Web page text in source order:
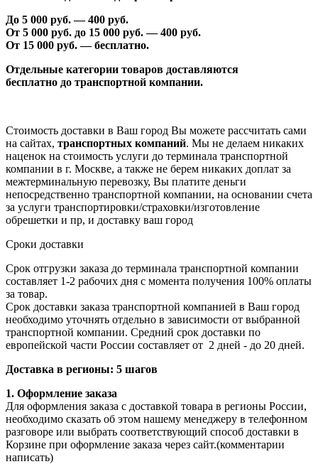
До 5 000 руб. —400 руб.
От 5 000 руб. до 15 000 руб. —400 руб.
От 15 000 руб. — бесплатно.
Отдельные категории товаров доставляются
бесплатно до транспортной компании.
Стоимость доставки в Ваш город Вы можете рассчитать сами
на сайтах, транспортных компаний. Мы не делаем никаких
наценок на стоимость услуги до терминала транспортной
компании в г. Москве, а также не берем никаких доплат за
межтерминальную перевозку, Вы платите деньги
непосредственно транспортной компании, на основании счета
за услуги транспортировки/страховки/изготовление
обрешетки и пр, и доставку ваш город
Сроки доставки
Срок отгрузки заказа до терминала транспортной компании
составляет 1-2 рабочих дня с момента получения 100% оплаты
за товар.
Срок доставки заказа транспортной компанией в Ваш город
необходимо уточнять отдельно в зависимости от выбранной
транспортной компании. Средний срок доставки по
европейской части России составляет от 2 дней - до 20 дней.
Доставка в регионы: 5 шагов
1. Оформление заказа
Для оформления заказа с доставкой товара в регионы России,
необходимо сказать об этом нашему менеджеру в телефонном
разговоре или выбрать соответствующий способ доставки в
Корзине при оформление заказа через сайт.(комментарии
написать)